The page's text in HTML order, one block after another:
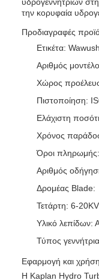
την κορυφαία
Προδιαγραφές
Ετικέτα:
Αριθμός
Χώρος
Πιστοποίηση:
Ελάχιστη
Χρόνος
Όροι
Αριθμός
Δρομέας Blade:
Τετάρτη: 6-20KV
Υλικό λεπίδων:
Τύπος
Εφαρμογή και
Η Kaplan Hydro